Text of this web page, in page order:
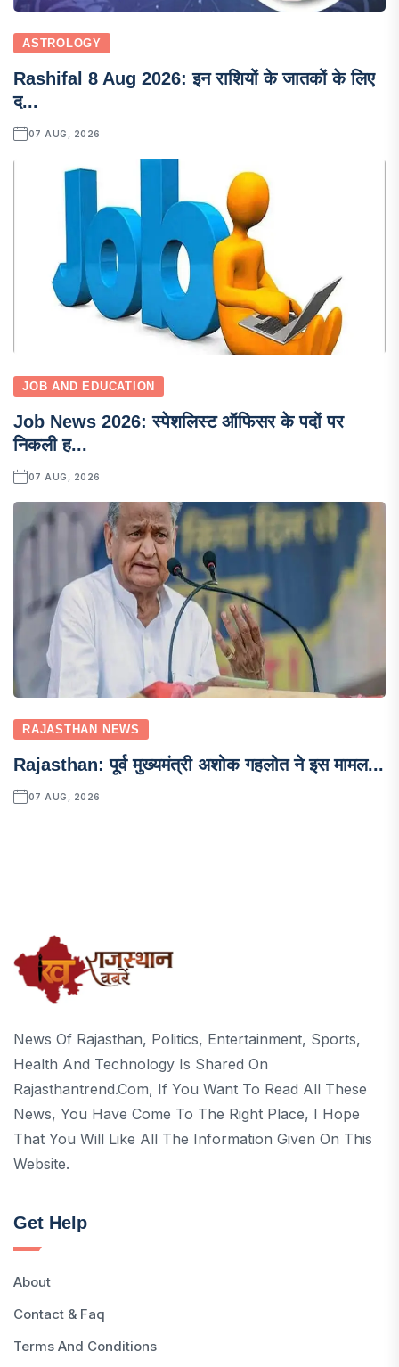
ASTROLOGY
Rashifal 8 Aug 2026: इन राशियों के जातकों के लिए
द...
07 AUG, 2026
JOB AND EDUCATION
Job News 2026: स्पेशलिस्ट ऑफिसर के पदों पर
निकली ह...
07 AUG, 2026
RAJASTHAN NEWS
Rajasthan: पूर्व मुख्यमंत्री अशोक गहलोत ने इस मामल...
07 AUG, 2026
News Of Rajasthan, Politics, Entertainment, Sports,
Health And Technology Is Shared On
Rajasthantrend.com, If You Want To Read All These
News, You Have Come To The Right Place, I Hope
That You Will Like All The Information Given On This
Website.
Get Help
About
Contact & Faq
Terms And Conditions